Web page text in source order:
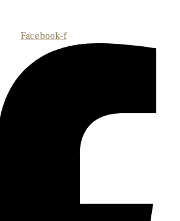
Facebook-f